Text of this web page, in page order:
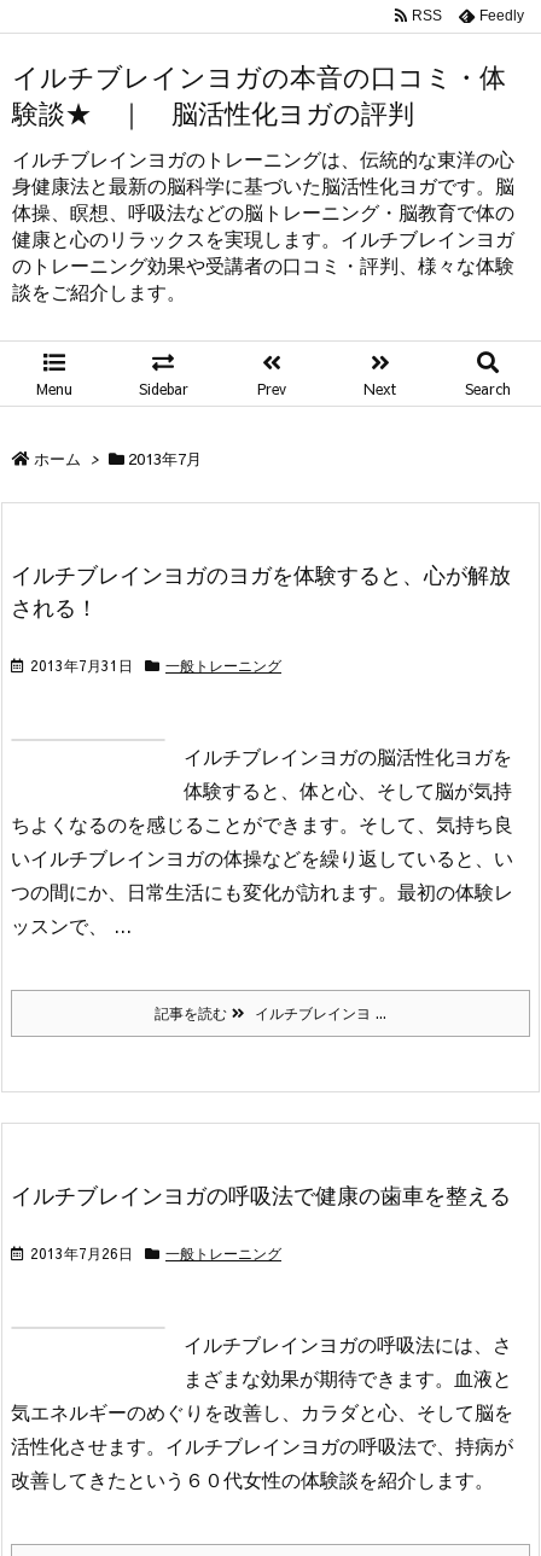
イルチブレインヨガの本音の口コミ・体
験談★ ｜ 脳活性化ヨガの評判
イルチブレインヨガのトレーニングは、伝統的な東洋の心
身健康法と最新の脳科学に基づいた脳活性化ヨガです。脳
体操、瞑想、呼吸法などの脳トレーニング・脳教育で体の
健康と心のリラックスを実現します。イルチブレインヨガ
のトレーニング効果や受講者の口コミ・評判、様々な体験
談をご紹介します。
Menu Sidebar Prev Next Search
RSS Feedly
ホーム > 2013年7月
イルチブレインヨガのヨガを体験すると、心が解放
される！
2013年7月31日 一般トレーニング
イルチブレインヨガの脳活性化ヨガを
体験すると、体と心、そして脳が気持
ちよくなるのを感じることができます。そして、気持ち良
いイルチブレインヨガの体操などを繰り返していると、い
つの間にか、日常生活にも変化が訪れます。最初の体験レ
ッスンで、 ...
記事を読む イルチブレインヨ ...
イルチブレインヨガの呼吸法で健康の歯車を整える
2013年7月26日 一般トレーニング
イルチブレインヨガの呼吸法には、さ
まざまな効果が期待できます。血液と
気エネルギーのめぐりを改善し、カラダと心、そして脳を
活性化させます。イルチブレインヨガの呼吸法で、持病が
改善してきたという６０代女性の体験談を紹介します。